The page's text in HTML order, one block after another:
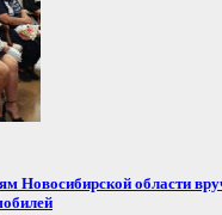
Новосибирской области